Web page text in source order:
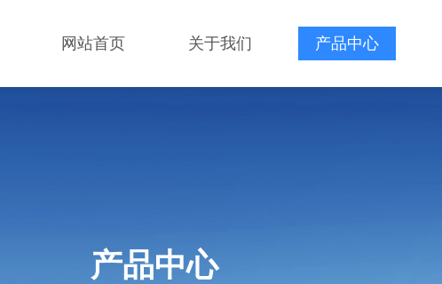
网站首页 关于我们 产品中心
产品中心